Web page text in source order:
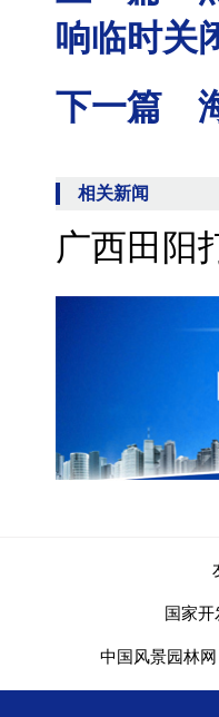
响临时关
下一篇
相关新闻
广西田阳
国家
中国风景园林网